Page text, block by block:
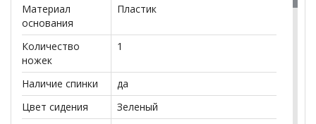
Минимальная высота до сиденья: 405 мм
Максимальная высота до сиденья: 525 мм
Сиденье ширина: 405 мм
Сиденье глубина: 405 мм
Спинка ширина: 440 мм
Спинка высота: 460 мм
Требует сборки: да
Вес: 9.0000 кг.
Материал
основания
Пластик
Количество
ножек
1
Наличие спинки
да
Цвет сидения
Зеленый